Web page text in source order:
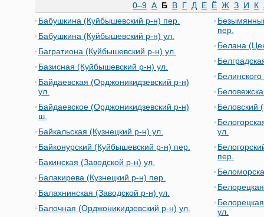
0–9 А Б В Г Д Е Ё Ж З И К
Бабушкина (Куйбышевский р-н) пер.
Бабушкина (Куйбышевский р-н) ул.
Багратиона (Куйбышевский р-н) ул.
Базисная (Куйбышевский р-н) ул.
Байдаевская (Орджоникидзевский р-н)
ул.
Байдаевское (Орджоникидзевский р-н)
ш.
Байкальская (Кузнецкий р-н) ул.
Байконурский (Куйбышевский р-н) пер.
Бакинская (Заводской р-н) ул.
Балакирева (Кузнецкий р-н) пер.
Балахнинская (Заводской р-н) ул.
Балочная (Орджоникидзевский р-н) ул.
пер.
Белана
Беловский
ул.
пер.
ул.